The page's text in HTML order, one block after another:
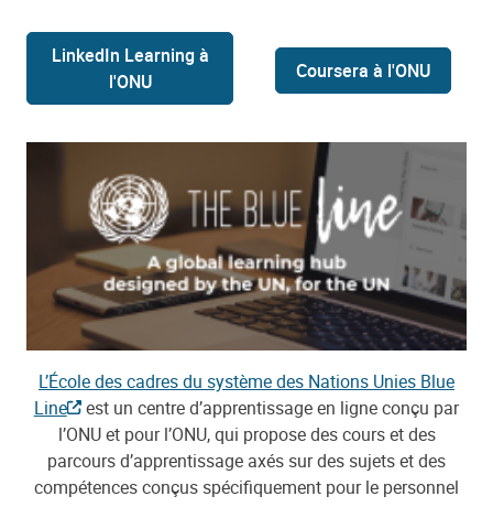
LinkedIn Learning à
l'ONU
Coursera à l'ONU
L’École des cadres du système des Nations Unies Blue
Line
est un centre d’apprentissage en ligne conçu par
l’ONU et pour l’ONU, qui propose des cours et des
parcours d’apprentissage axés sur des sujets et des
compétences conçus spécifiquement pour le personnel